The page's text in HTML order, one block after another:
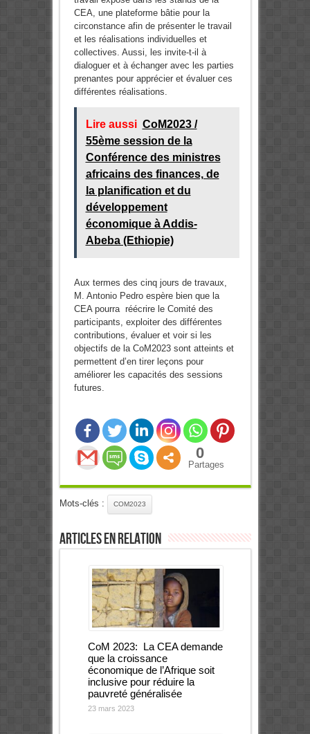
CEA, une plateforme bâtie pour la
circonstance afin de présenter le travail
et les réalisations individuelles et
collectives. Aussi, les invite-t-il à
dialoguer et à échanger avec les parties
prenantes pour apprécier et évaluer ces
différentes réalisations.
Lire aussi CoM2023 /
55ème session de la
Conférence des ministres
africains des finances, de
la planification et du
développement
économique à Addis-
Abeba (Ethiopie)
Aux termes des cinq jours de travaux,
M. Antonio Pedro espère bien que la
CEA pourra réécrire le Comité des
participants, exploiter des différentes
contributions, évaluer et voir si les
objectifs de la CoM2023 sont atteints et
permettent d’en tirer leçons pour
améliorer les capacités des sessions
futures.
0
Partages
Mots-clés : COM2023
Articles en relation
CoM 2023: La CEA demande
que la croissance
économique de l’Afrique soit
inclusive pour réduire la
pauvreté généralisée
23 mars 2023